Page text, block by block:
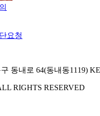
요청
동내로 64(동내동1119)
RIGHTS RESERVED